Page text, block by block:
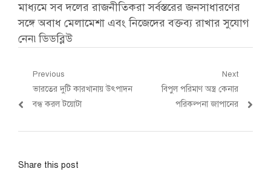
মাধ্যমে সব দলের রাজনীতিকরা সর্বস্তরের জনসাধারণের
সঙ্গে অবাধ মেলামেশা এবং নিজেদের বক্তব্য রাখার সুযোগ
নেন৷ডিডব্লিউ
Post
navigation
Previous
Previous
post:
ভারতের দুটি কারখানায় উৎপাদন
বন্ধ করল টয়োটা
Next
Next
post:
বিপুল পরিমাণ অস্ত্র কেনার
পরিকল্পনা জাপানের
Share this post